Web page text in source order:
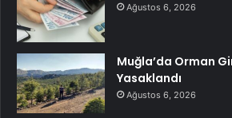
Ağustos 6, 2026
Muğla’da Orman
Yasaklandı
Ağustos 6, 2026